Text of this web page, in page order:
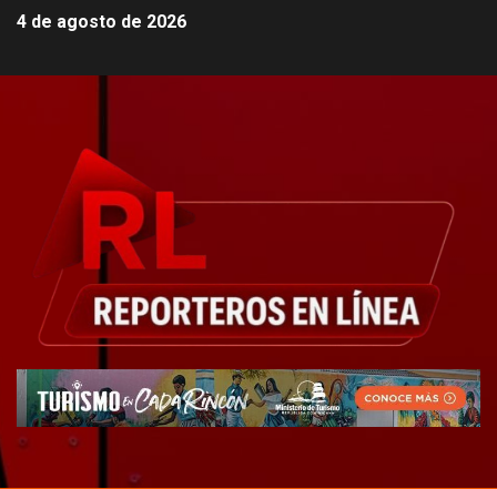
4 de agosto de 2026